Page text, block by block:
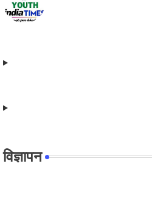
विज्ञापन